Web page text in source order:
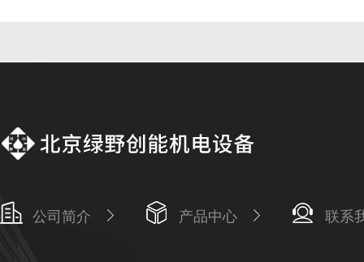
公司简介 产品中心 联系